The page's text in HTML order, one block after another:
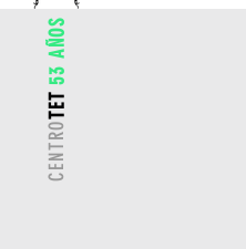
CENTRO
TET
53 AÑOS